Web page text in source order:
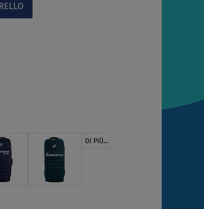
DI PIÙ...